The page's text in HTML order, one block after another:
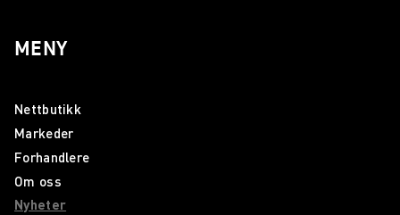
MENY
Nettbutikk
Markeder
Forhandlere
Om oss
Nyheter